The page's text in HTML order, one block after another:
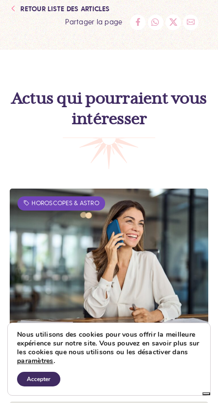
RETOUR LISTE DES ARTICLES
Partager la page
Actus qui pourraient vous
intéresser
HOROSCOPES & ASTRO
Horoscope Cancer 2026 : prévisions
complètes pour votre signe
LIRE LA SUITE
Nous utilisons des cookies pour vous offrir la meilleure
expérience sur notre site. Vous pouvez en savoir plus sur
les cookies que nous utilisons ou les désactiver dans
paramètres.
Accepter